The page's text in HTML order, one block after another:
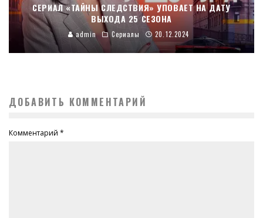
СЕРИАЛ «ТАЙНЫ СЛЕДСТВИЯ» УПОВАЕТ НА ДАТУ
ВЫХОДА 25 СЕЗОНА
admin Сериалы 20.12.2024
ДОБАВИТЬ КОММЕНТАРИЙ
Комментарий *